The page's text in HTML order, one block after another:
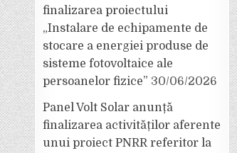
finalizarea proiectului
„Instalare de echipamente de
stocare a energiei produse de
sisteme fotovoltaice ale
persoanelor fizice” 30/06/2026
Panel Volt Solar anunță
finalizarea activităților aferente
unui proiect PNRR referitor la